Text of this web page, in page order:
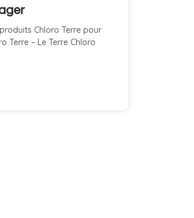
Chloro Terre pour
Terre – Le Terre Chloro